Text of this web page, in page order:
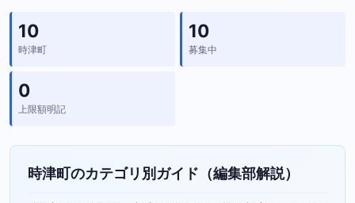
10
時津町
10
募集中
0
上限額明記
時津町のカテゴリ別ガイド（編集部解説）